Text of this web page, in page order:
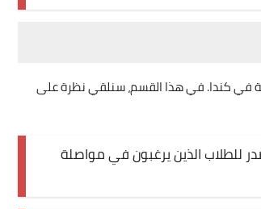
في كندا. في هذا القسم، سنلقي نظرة على
للطلاب الذين يرغبون في مواصلة